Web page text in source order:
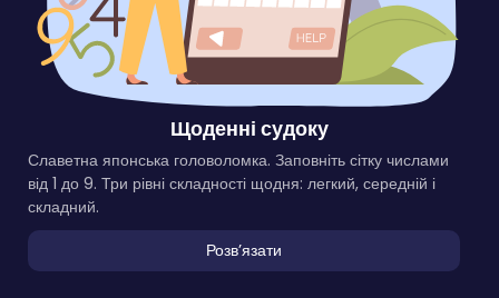
Щоденні судоку
Славетна японська головоломка. Заповніть сітку числами
від 1 до 9. Три рівні складності щодня: легкий, середній і
складний.
Розвʼязати